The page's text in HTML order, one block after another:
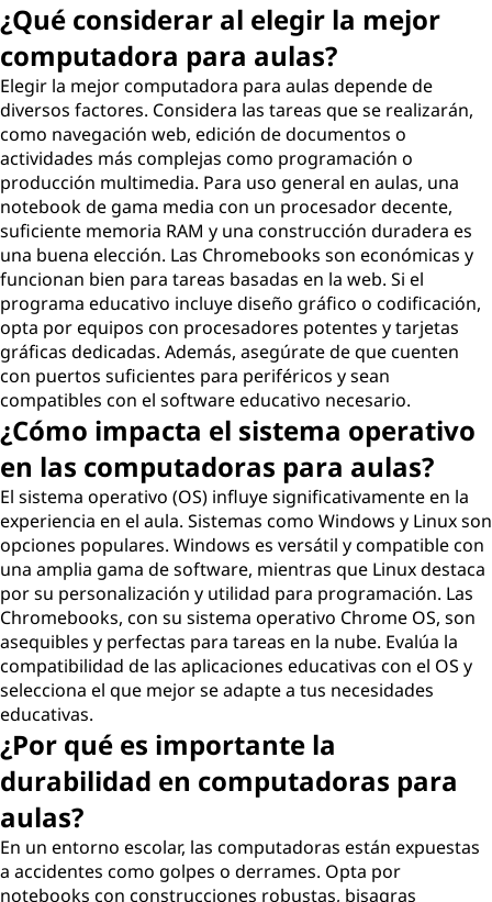
¿Qué considerar al elegir la mejor
computadora para aulas?
Elegir la mejor computadora para aulas depende de
diversos factores. Considera las tareas que se realizarán,
como navegación web, edición de documentos o
actividades más complejas como programación o
producción multimedia. Para uso general en aulas, una
notebook de gama media con un procesador decente,
suficiente memoria RAM y una construcción duradera es
una buena elección. Las Chromebooks son económicas y
funcionan bien para tareas basadas en la web. Si el
programa educativo incluye diseño gráfico o codificación,
opta por equipos con procesadores potentes y tarjetas
gráficas dedicadas. Además, asegúrate de que cuenten
con puertos suficientes para periféricos y sean
compatibles con el software educativo necesario.
¿Cómo impacta el sistema operativo
en las computadoras para aulas?
El sistema operativo (OS) influye significativamente en la
experiencia en el aula. Sistemas como Windows y Linux son
opciones populares. Windows es versátil y compatible con
una amplia gama de software, mientras que Linux destaca
por su personalización y utilidad para programación. Las
Chromebooks, con su sistema operativo Chrome OS, son
asequibles y perfectas para tareas en la nube. Evalúa la
compatibilidad de las aplicaciones educativas con el OS y
selecciona el que mejor se adapte a tus necesidades
educativas.
¿Por qué es importante la
durabilidad en computadoras para
aulas?
En un entorno escolar, las computadoras están expuestas
a accidentes como golpes o derrames. Opta por
notebooks con construcciones robustas, bisagras